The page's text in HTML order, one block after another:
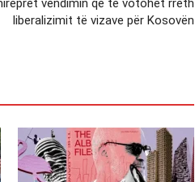
vendimin që të votohet rreth
liberalizimit të vizave për Kosovën